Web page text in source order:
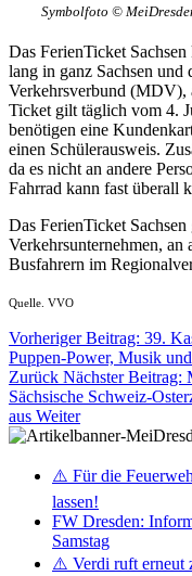
Symbolfoto ©
Das FerienTicket
lang in ganz Sachsen und
Verkehrsverbund (MDV),
Ticket gilt täglich vom 4.
benötigen eine
einen Schülerausweis.
da es nicht an andere
Fahrrad kann fast überall
Das FerienTicket
Verkehrsunternehmen,
Busfahrern im
Quelle. VVO
Vorheriger Beitrag: 39.
Puppen-Power, Musik
Zurück Nächster Beitrag:
Sächsische Schweiz-
aus Weiter
⚠️ Für die
lassen!
FW Dresden:
Samstag
⚠️ Verdi ruft erneut